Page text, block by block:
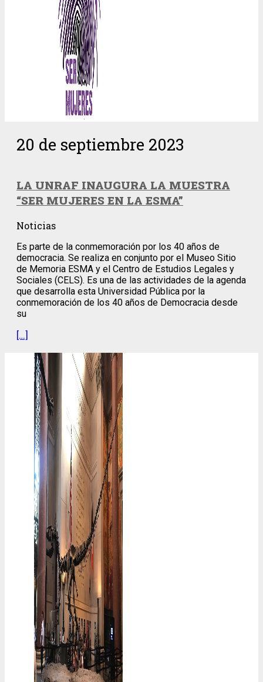
20 de septiembre 2023
LA UNRAF INAUGURA LA MUESTRA
“SER MUJERES EN LA ESMA”
Noticias
Es parte de la conmemoración por los 40 años de
democracia. Se realiza en conjunto por el Museo Sitio
de Memoria ESMA y el Centro de Estudios Legales y
Sociales (CELS). Es una de las actividades de la agenda
que desarrolla esta Universidad Pública por la
conmemoración de los 40 años de Democracia desde
su
[…]